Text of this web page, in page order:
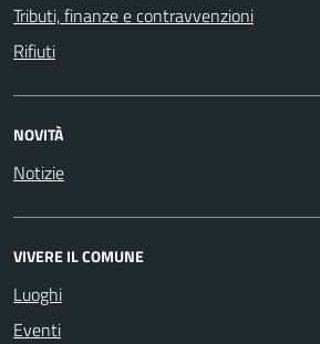
Tributi, finanze e contravvenzioni
Rifiuti
NOVITÀ
Notizie
VIVERE IL COMUNE
Luoghi
Eventi